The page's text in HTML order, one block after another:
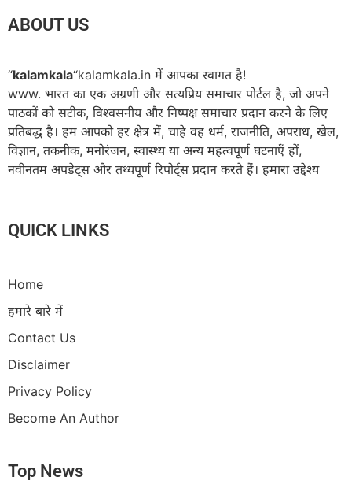
ABOUT US
“kalamkala“kalamkala.in में आपका स्वागत है!
www. भारत का एक अग्रणी और सत्यप्रिय समाचार पोर्टल है, जो अपने
पाठकों को सटीक, विश्वसनीय और निष्पक्ष समाचार प्रदान करने के लिए
प्रतिबद्ध है। हम आपको हर क्षेत्र में, चाहे वह धर्म, राजनीति, अपराध, खेल,
विज्ञान, तकनीक, मनोरंजन, स्वास्थ्य या अन्य महत्वपूर्ण घटनाएँ हों,
नवीनतम अपडेट्स और तथ्यपूर्ण रिपोर्ट्स प्रदान करते हैं। हमारा उद्देश्य
QUICK LINKS
Home
हमारे बारे में
Contact Us
Disclaimer
Privacy Policy
Become An Author
Top News